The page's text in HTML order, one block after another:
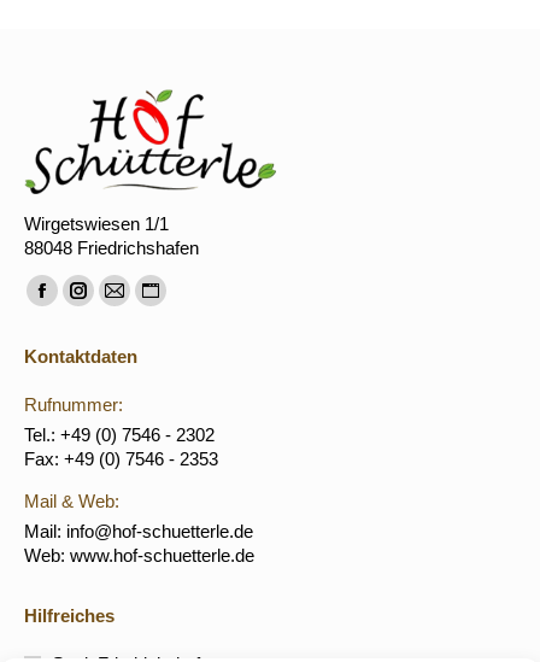
Wirgetswiesen 1/1
88048 Friedrichshafen
Finden Sie uns auf:
Facebook
opens
in
new
window
Instagram
opens
in
new
window
E-
page
opens
in
new
Website
new
window
Kontaktdaten
Rufnummer:
Tel.: +49 (0) 7546 - 2302
Fax: +49 (0) 7546 - 2353
Mail & Web:
Mail: info@hof-schuetterle.de
Web: www.hof-schuetterle.de
Hilfreiches